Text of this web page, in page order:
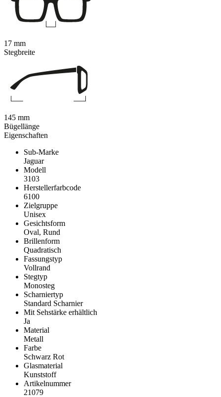
Eigenschaften
Sub-Marke
Jaguar
Modell
3103
Herstellerfarbcode
6100
Zielgruppe
Unisex
Gesichtsform
Oval, Rund
Brillenform
Quadratisch
Fassungstyp
Vollrand
Stegtyp
Monosteg
Scharniertyp
Standard Scharnier
Mit Sehstärke erhältlich
Ja
Material
Metall
Farbe
Schwarz Rot
Glasmaterial
Kunststoff
Artikelnummer
21079
17 mm
Stegbreite
145 mm
Bügellänge